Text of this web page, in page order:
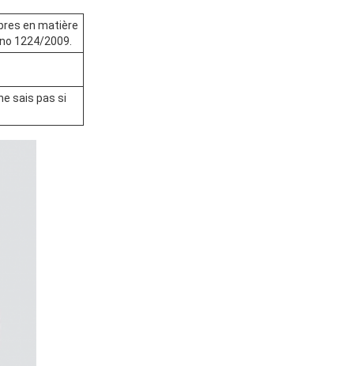
en matière
1224/2009.
sais pas si